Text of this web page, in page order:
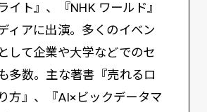
イト』、『NHK ワールド』
ィアに出演。多くのイベン
して企業や大学などでのセ
多数。主な著書『売れるロ
方』、『AI×ビックデータマ